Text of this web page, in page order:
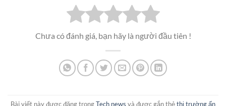
Chưa có đánh giá, bạn hãy là người đầu tiên !
Bài viết này được đăng trongTech news và được gắn thẻthị trường ấn